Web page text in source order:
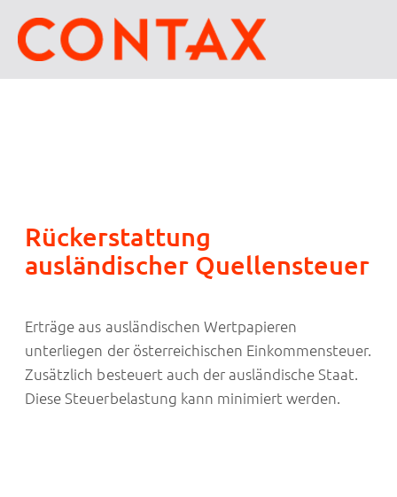
Rückerstattung
ausländischer Quellensteuer
Erträge aus ausländischen Wertpapieren
unterliegen der österreichischen Einkommensteuer.
Zusätzlich besteuert auch der ausländische Staat.
Diese Steuerbelastung kann minimiert werden.